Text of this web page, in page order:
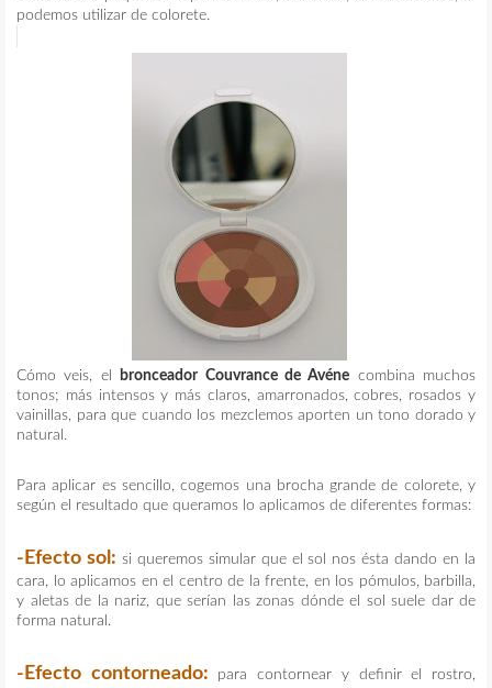
podemos utilizar de colorete.
Cómo veis, el bronceador Couvrance de Avéne combina muchos
tonos; más intensos y más claros, amarronados, cobres, rosados y
vainillas, para que cuando los mezclemos aporten un tono dorado y
natural.
Para aplicar es sencillo, cogemos una brocha grande de colorete, y
según el resultado que queramos lo aplicamos de diferentes formas:
-Efecto sol: si queremos simular que el sol nos ésta dando en la
cara, lo aplicamos en el centro de la frente, en los pómulos, barbilla,
y aletas de la nariz, que serían las zonas dónde el sol suele dar de
forma natural.
-Efecto contorneado: para contornear y definir el rostro,